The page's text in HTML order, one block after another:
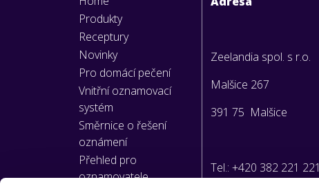
Produkty
Receptury
Novinky
Pro domácí pečení
Vnitřní oznamovací
systém
Směrnice o řešení
oznámení
Přehled pro
oznamovatele
Zeelandia spol. s r.o.
Malšice 267
391 75 Malšice
Tel.: +420 382 221 221